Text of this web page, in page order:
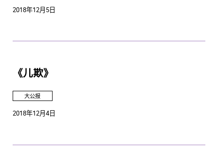
2018年12月5日
《儿欺》
大公报
2018年12月4日